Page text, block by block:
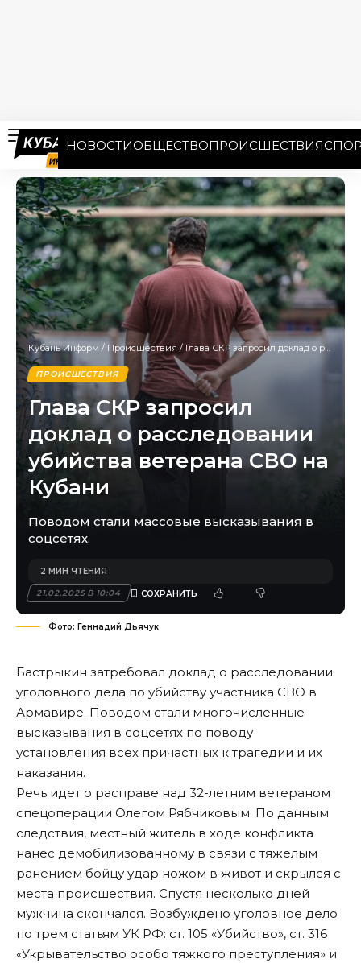
НОВОСТИОБЩЕСТВОПРОИСШЕСТВИЯ
Кубань Информ / Происшествия / Глава СКР запросил доклад о расследовании убийства ветерана СВО на Кубани
ПРОИСШЕСТВИЯ
Глава СКР запросил
доклад о расследовании
убийства ветерана СВО на
Кубани
Поводом стали массовые высказывания в
соцсетях.
21.02.2025 В 10:04
2 МИН ЧТЕНИЯ
Фото: Геннадий Дьячук
Бастрыкин затребовал доклад о расследовании
уголовного дела по убийству участника СВО в
Армавире. Поводом стали многочисленные
высказывания в соцсетях по поводу
установления всех причастных к трагедии и их
наказания.
Речь идет о расправе над 32-летним ветераном
спецоперации Олегом Рябчиковым. По данным
следствия, местный житель в ходе конфликта
нанес демобилизованному в связи с тяжелым
ранением бойцу удар ножом в живот и скрылся с
места происшествия. Спустя несколько дней
мужчина скончался. Возбуждено уголовное дело
по трем статьям УК РФ: ст. 105 «Убийство», ст. 316
«Укрывательство особо тяжкого преступления» и